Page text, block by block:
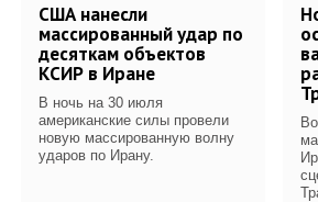
США нанесли
массированный удар по
десяткам объектов
КСИР в Иране
В ночь на 30 июля
американские силы провели
новую массированную волну
ударов по Ирану.